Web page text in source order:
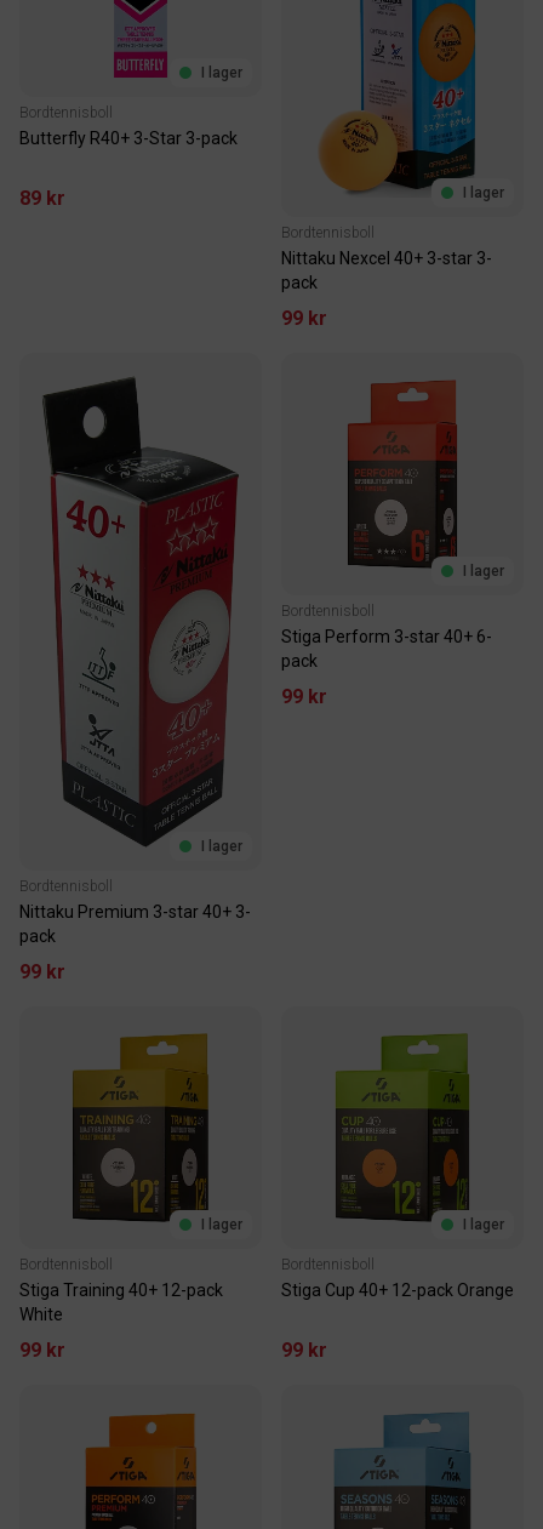
I lager
Bordtennisboll
Butterfly R40+ 3-Star 3-pack
89 kr I lager
Bordtennisboll
Nittaku Nexcel 40+ 3-star 3-
pack
99 kr
I lager
Bordtennisboll
Nittaku Premium 3-star 40+ 3-
pack
99 kr
I lager
Bordtennisboll
Stiga Perform 3-star 40+ 6-
pack
99 kr
I lager
Bordtennisboll
Stiga Training 40+ 12-pack
White
99 kr
I lager
Bordtennisboll
Stiga Cup 40+ 12-pack Orange
99 kr